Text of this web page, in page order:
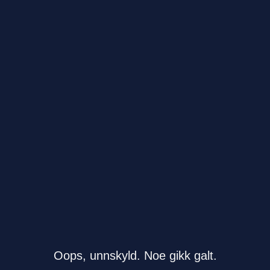
Oops, unnskyld. Noe gikk galt.